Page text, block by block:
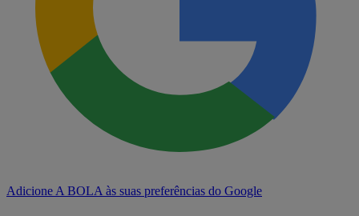
Adicione A BOLA às suas preferências do Google